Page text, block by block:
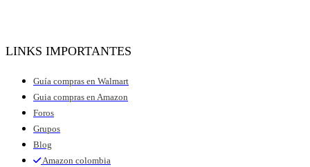
LINKS IMPORTANTES
Guía compras en Walmart
Guia compras en Amazon
Foros
Grupos
Blog
Amazon colombia